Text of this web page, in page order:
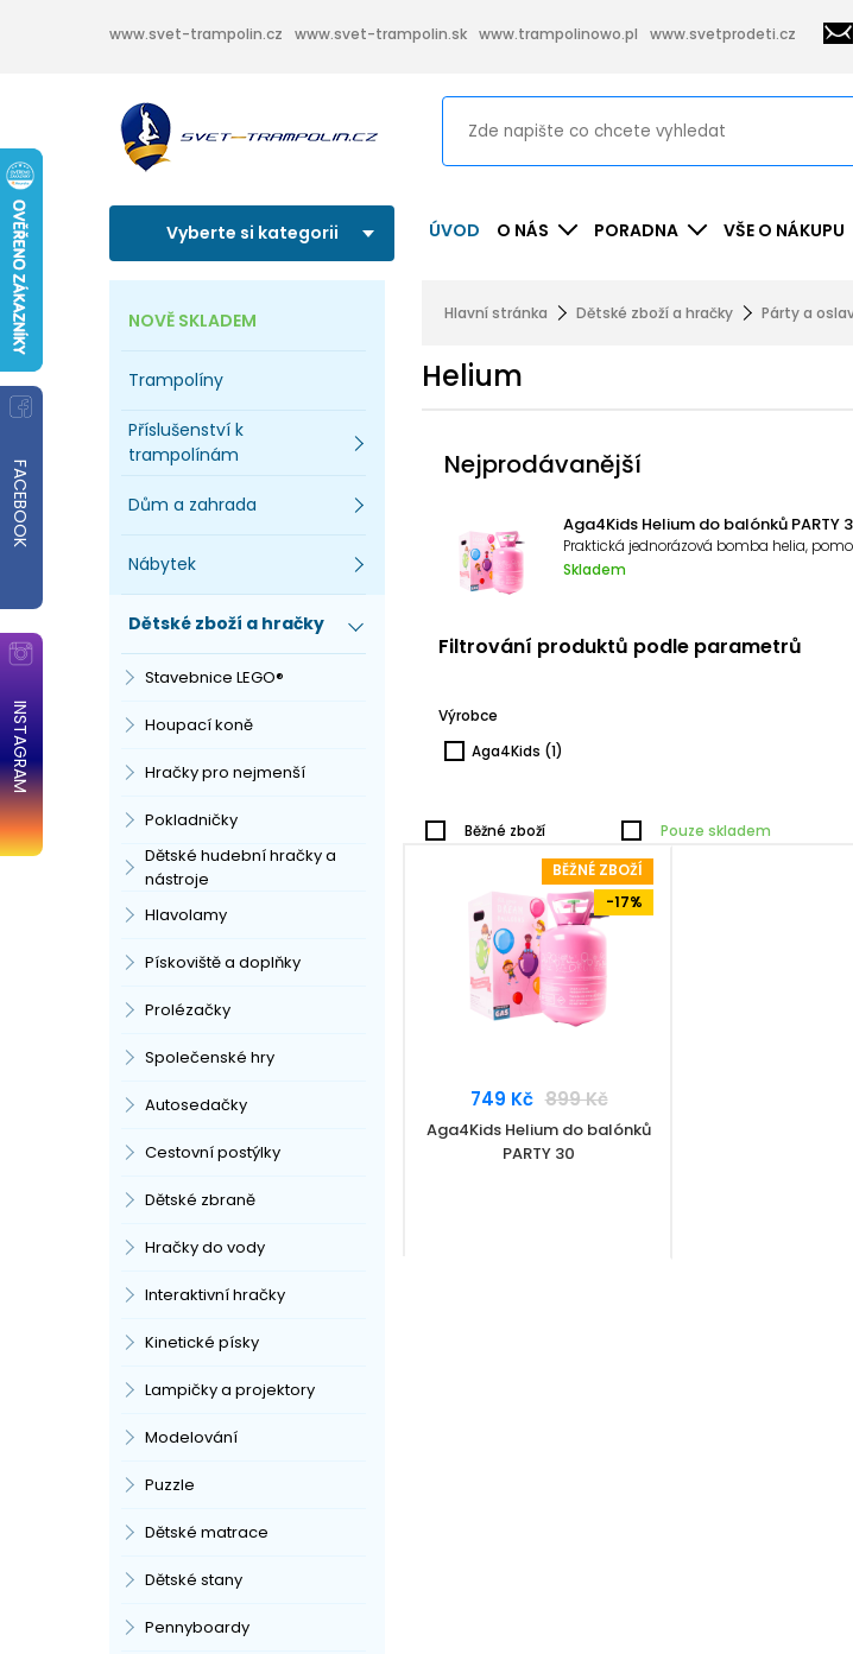
FACEBOOK
INSTAGRAM
www.svet-trampolin.cz www.svet-trampolin.sk www.trampolinowo.pl www.svetprodeti.cz
Vyberte si kategorii ÚVOD O NÁS PORADNA VŠE O NÁKUPU
NOVĚ SKLADEM
Trampolíny
Příslušenství k
trampolínám
Dům a zahrada
Nábytek
Dětské zboží a hračky
Stavebnice LEGO®
Houpací koně
Hračky pro nejmenší
Pokladničky
Dětské hudební hračky a
nástroje
Hlavolamy
Pískoviště a doplňky
Prolézačky
Společenské hry
Autosedačky
Cestovní postýlky
Dětské zbraně
Hračky do vody
Interaktivní hračky
Kinetické písky
Lampičky a projektory
Modelování
Puzzle
Dětské matrace
Dětské stany
Pennyboardy
Hlavní stránka Dětské zboží a hračky Párty a
Helium
Nejprodávanější
Aga4Kids Helium do balónků PARTY
Skladem
Filtrování produktů podle parametrů
Výrobce
Aga4Kids (1)
Běžné zboží Pouze skladem
BĚŽNÉ ZBOŽÍ
-17%
749 Kč 899 Kč
Aga4Kids Helium do balónků
PARTY 30